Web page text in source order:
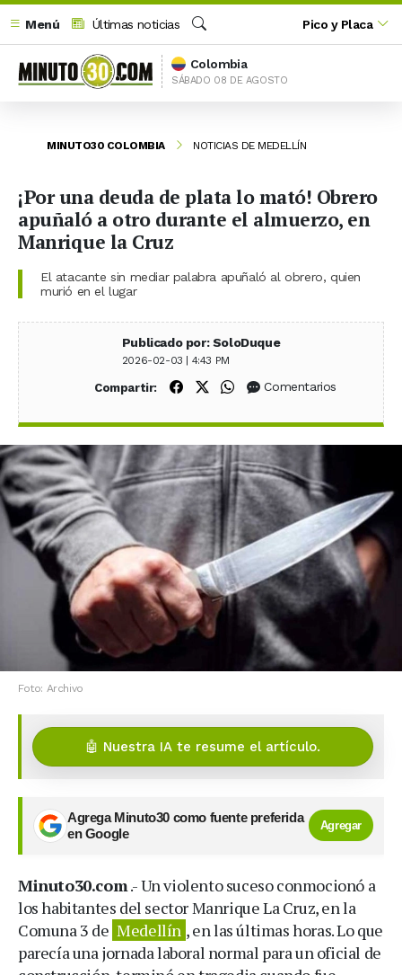
Menú
Últimas noticias
Buscar
Pico y Placa
Colombia
SÁBADO 08 DE AGOSTO
MINUTO30 COLOMBIA NOTICIAS DE MEDELLÍN
¡Por una deuda de plata lo mató! Obrero
apuñaló a otro durante el almuerzo, en
Manrique la Cruz
El atacante sin mediar palabra apuñaló al obrero, quien
murió en el lugar
Publicado por: SoloDuque
2026-02-03 | 4:43 PM
Compartir: Compartir en Facebook
Compartir en X (Twitter)
Compartir en WhatsApp
Comentarios
Foto: Archivo
🤖 Nuestra IA te resume el artículo.
Agrega Minuto30 como fuente preferida
en Google
Agregar
Minuto30.com.- Un violento suceso conmocionó a
los habitantes del sector Manrique La Cruz, en la
Comuna 3 de Medellín , en las últimas horas. Lo que
parecía una jornada laboral normal para un oficial de